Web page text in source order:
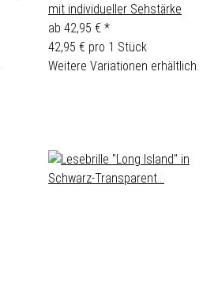
mit individueller Sehstärke
ab 42,95 € *
42,95 € pro 1 Stück
Weitere Variationen erhältlich.